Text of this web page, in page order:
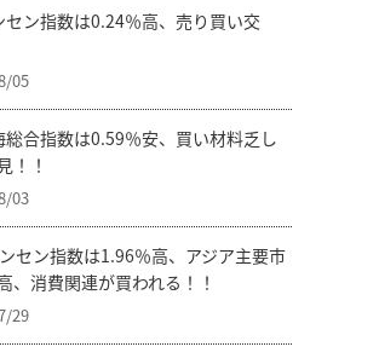
セン指数は0.24％高、売り買い交
05
総合指数は0.59％安、買い材料乏し
！！
03
セン指数は1.96％高、アジア主要市
、消費関連が買われる！！
29